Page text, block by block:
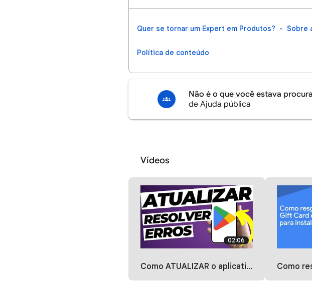
Quer se tornar um Expert em Produtos? Sobre
Política de conteúdo
Não é o que você estava
de Ajuda pública
Vídeos
02:06
Como ATUALIZAR o aplicativo da Google Play. Não consigo baixar apps na play store resolver 2023 Como resgatar o